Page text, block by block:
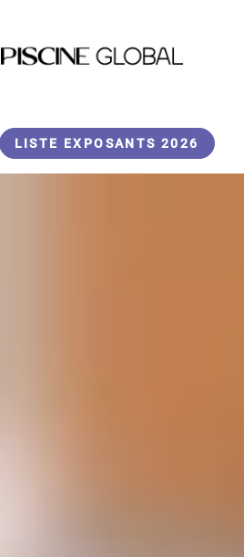
Paragraphes
LISTE EXPOSANTS 2026